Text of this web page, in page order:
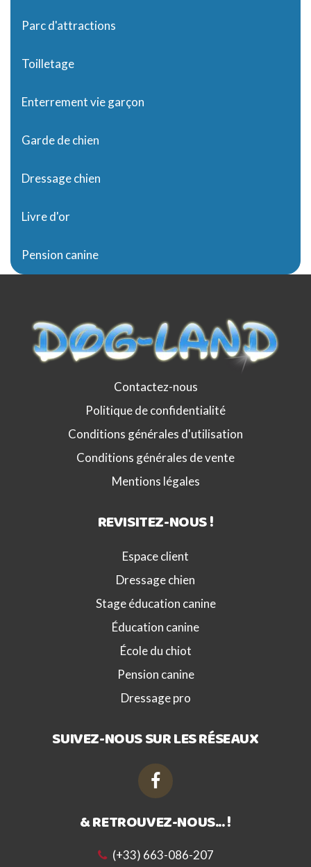
Parc d'attractions
Toilletage
Enterrement vie garçon
Garde de chien
Dressage chien
Livre d'or
Pension canine
Contactez-nous
Politique de confidentialité
Conditions générales d'utilisation
Conditions générales de vente
Mentions légales
REVISITEZ-NOUS !
Espace client
Dressage chien
Stage éducation canine
Éducation canine
École du chiot
Pension canine
Dressage pro
SUIVEZ-NOUS SUR LES RÉSEAUX
& RETROUVEZ-NOUS... !
(+33) 663-086-207